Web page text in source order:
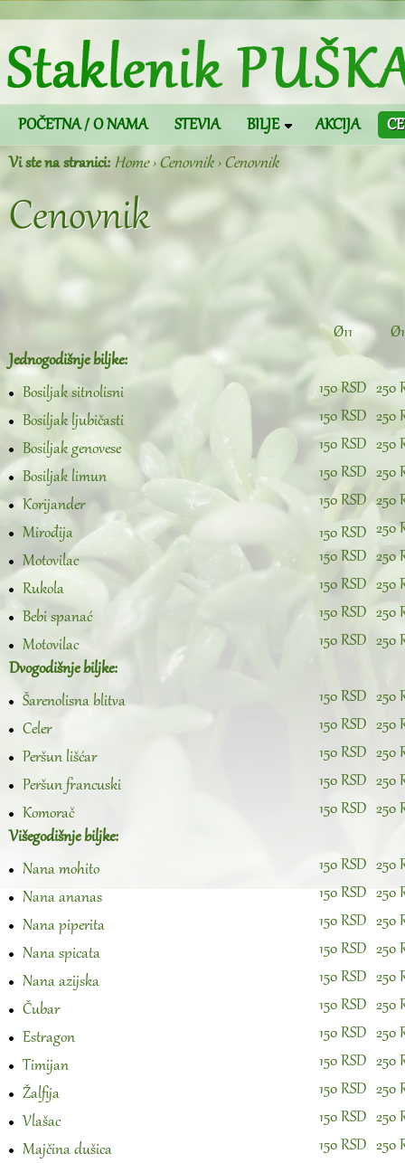
POČETNA / O NAMA STEVIA BILJE AKCIJA
Vi ste na stranici: Home › Cenovnik › Cenovnik
Cenovnik
Ø11
Jednogodišnje biljke:
Bosiljak sitnolisni
150 RSD 250
Bosiljak ljubičasti
150 RSD 250
Bosiljak genovese
150 RSD 250
Bosiljak limun
150 RSD 250
Korijander
150 RSD 250
Mirođija
150 RSD 250
Motovilac
150 RSD 250
Rukola
150 RSD 250
Bebi spanać
150 RSD 250
Motovilac
150 RSD 250
Dvogodišnje biljke:
Šarenolisna blitva
150 RSD 250
Celer
150 RSD 250
Peršun lišćar
150 RSD 250
Peršun francuski
150 RSD 250
Komorač
150 RSD 250
Višegodišnje biljke:
Nana mohito
150 RSD 250
Nana ananas
150 RSD 250
Nana piperita
150 RSD 250
Nana spicata
150 RSD 250
Nana azijska
150 RSD 250
Čubar
150 RSD 250
Estragon
150 RSD 250
Timijan
150 RSD 250
Žalfija
150 RSD 250
Vlašac
150 RSD 250
Majčina dušica
150 RSD 250